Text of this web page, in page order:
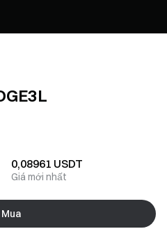
0,08961 USDT
Giá mới nhất
Mua